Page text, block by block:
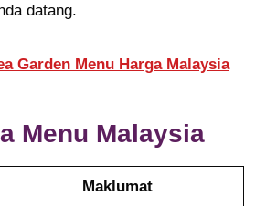
datang.
Garden Menu Harga Malaysia
Menu Malaysia
Maklumat